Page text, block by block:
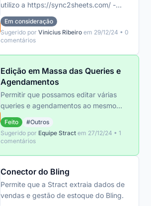
utilizo a https://sync2sheets.com/ -
dessa forma centralizaria tudo em uma
única ferramenta
Em consideração
Sugerido por Vinicius Ribeiro em 29/12/24 • 0
comentários
Edição em Massa das Queries e
Agendamentos
Permitir que possamos editar várias
queries e agendamentos ao mesmo
tempo.
Feito
#Outros
Sugerido por Equipe Stract em 27/12/24 • 1
comentários
Conector do Bling
Permite que a Stract extraia dados de
vendas e gestão de estoque do Bling.